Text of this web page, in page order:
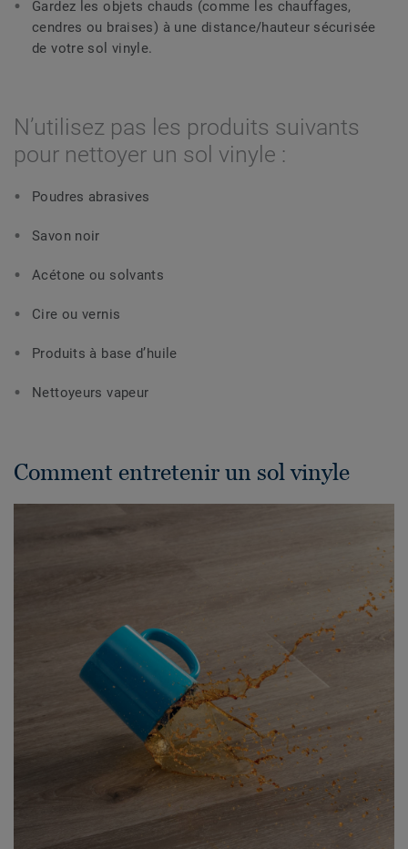
Gardez les objets chauds (comme les chauffages,
cendres ou braises) à une distance/hauteur sécurisée
de votre sol vinyle.
N’utilisez pas les produits suivants
pour nettoyer un sol vinyle :
Poudres abrasives
Savon noir
Acétone ou solvants
Cire ou vernis
Produits à base d’huile
Nettoyeurs vapeur
Comment entretenir un sol vinyle